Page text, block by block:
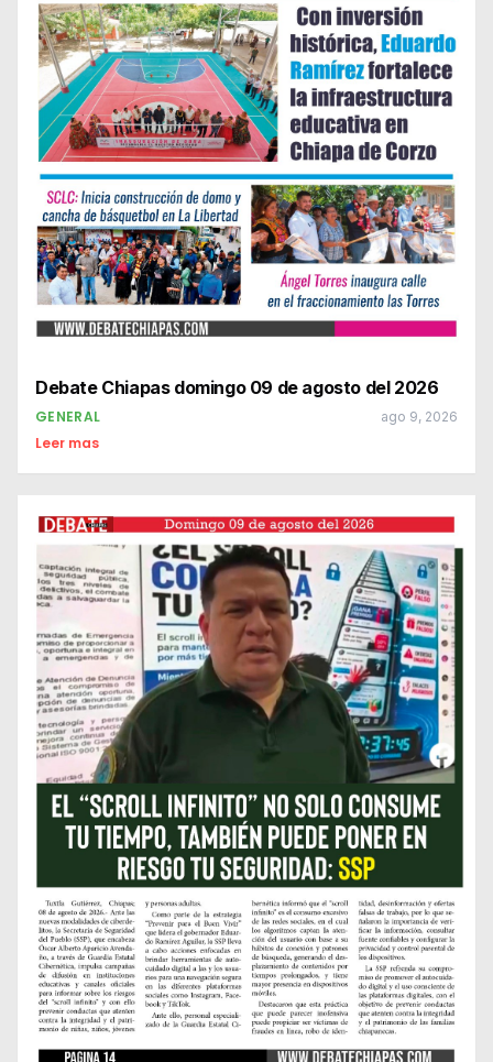
Debate Chiapas domingo 09 de agosto del 2026
GENERAL ago 9, 2026
Leer mas